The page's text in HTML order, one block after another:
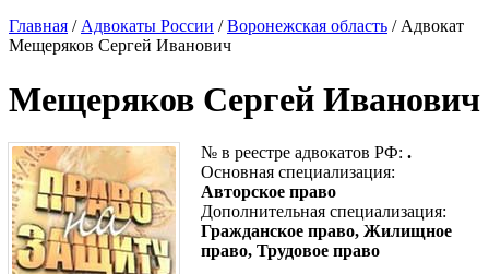
Главная / Адвокаты России /Воронежская область / Адвокат
Мещеряков Сергей Иванович
Мещеряков Сергей Иванович
№ в реестре адвокатов РФ: .
Основная специализация:
Авторское право
Дополнительная специализация:
Гражданское право, Жилищное
право, Трудовое право